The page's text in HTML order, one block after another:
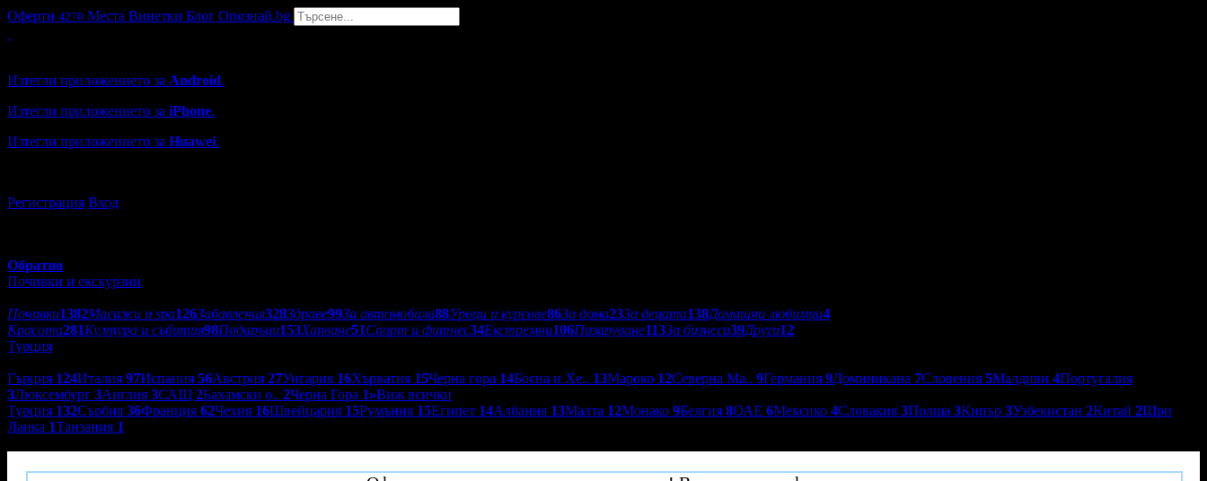
Оферти 4270 Места Винетки Блог Опознай.bg
Изтегли приложението за Android.
Изтегли приложението за iPhone.
Изтегли приложението за Huawei.
Регистрация Вход
Обратно
Почивки и екскурзии
Почивки1382Масажи и spa126Забавления328Здраве99За автомобила88Уроци и курсове86За дома23За децата138Домашни любимци4
Красота281Култура и събития98Подаръци153Хапване51Спорт и фитнес34Екстремни106Пазаруване113За бизнеса39Други12
Турция
Гърция 124Италия 97Испания 56Австрия 27Унгария 16Хърватия 15Черна гора 14Босна и Хе.. 13Мароко 12Северна Ма.. 9Германия 9Доминикана 7Словения 5Малдиви 4Португалия
3Люксембург 3Англия 3САЩ 2Бахамски о.. 2Черна Гора 1»Виж всички
Турция 132Сърбия 36Франция 62Чехия 16Швейцария 15Румъния 15Египет 14Албания 13Малта 12Монако 9Белгия 8ОАЕ 6Мексико 4Словакия 3Полша 3Кипър 3Узбекистан 2Китай 2Шри
Ланка 1Танзания 1